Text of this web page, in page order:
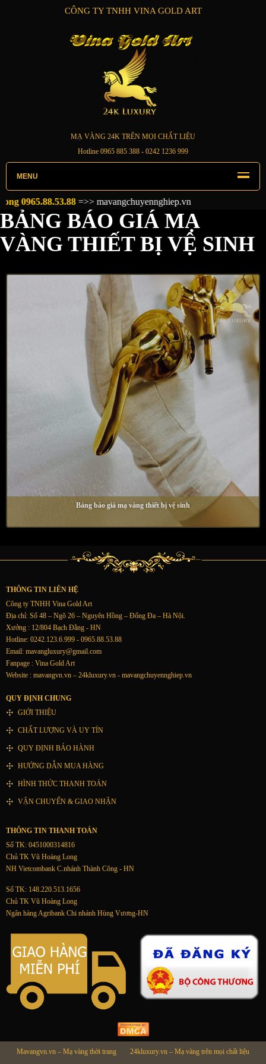
CÔNG TY TNHH VINA GOLD ART
MẠ VÀNG 24K TRÊN MỌI CHẤT LIỆU
Hotline 0965 885 388 - 0242 1236 999
MENU
0965.88.53.88=>>mavangchuyennghiep.vn
BẢNG BÁO GIÁ MẠ
VÀNG THIẾT BỊ VỆ SINH
Bảng báo giá mạ vàng thiết bị vệ sinh
THÔNG TIN LIÊN HỆ
Công ty TNHH Vina Gold Art
Địa chỉ: Số 48 – Ngõ 26 – Nguyên Hồng – Đống Đa – Hà Nội.
Xưởng : 12/804 Bạch Đằng - HN
Hotline: 0242.123.6.999 - 0965.88.53.88
Email: mavangluxury@gmail.com
Fanpage : Vina Gold Art
Website : mavangvn.vn – 24kluxury.vn - mavangchuyennghiep.vn
QUY ĐỊNH CHUNG
GIỚI THIỆU
CHẤT LƯỢNG VÀ UY TÍN
QUY ĐỊNH BẢO HÀNH
HƯỚNG DẪN MUA HÀNG
HÌNH THỨC THANH TOÁN
VẬN CHUYỂN & GIAO NHẬN
THÔNG TIN THANH TOÁN
Số TK: 0451000314816
Chủ TK Vũ Hoàng Long
NH Vietcombank C.nhánh Thành Công - HN
Số TK: 148.220.513.1656
Chủ TK Vũ Hoàng Long
Ngân hàng Agribank Chi nhánh Hùng Vương-HN
Mavangvn.vn – Mạ vàng thời trang 24kluxury.vn – Mạ vàng trên mọi chất liệu